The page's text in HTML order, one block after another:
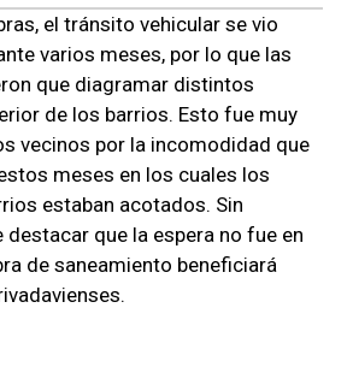
el tránsito vehicular se vio
varios meses, por lo que las
que diagramar distintos
de los barrios. Esto fue muy
vecinos por la incomodidad que
meses en los cuales los
estaban acotados. Sin
destacar que la espera no fue en
de saneamiento beneficiará